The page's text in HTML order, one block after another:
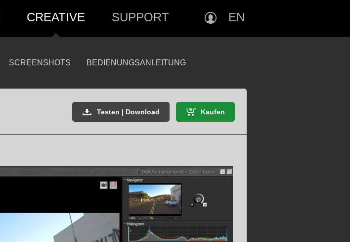
CREATIVE SUPPORT EN
SCREENSHOTS BEDIENUNGSANLEITUNG
Testen | Download Kaufen